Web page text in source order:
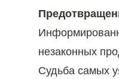
незаконных
Судьба самых